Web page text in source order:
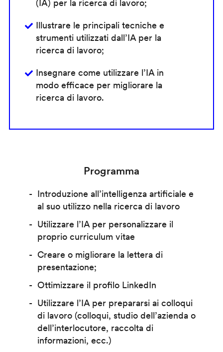
(IA) per la ricerca di lavoro;
Illustrare le principali tecniche e
strumenti utilizzati dall’IA per la
ricerca di lavoro;
Insegnare come utilizzare l’IA in
modo efficace per migliorare la
ricerca di lavoro.
Programma
Introduzione all’intelligenza artificiale e
al suo utilizzo nella ricerca di lavoro
Utilizzare l’IA per personalizzare il
proprio curriculum vitae
Creare o migliorare la lettera di
presentazione;
Ottimizzare il profilo LinkedIn
Utilizzare l’IA per prepararsi ai colloqui
di lavoro (colloqui, studio dell’azienda o
dell’interlocutore, raccolta di
informazioni, ecc.)